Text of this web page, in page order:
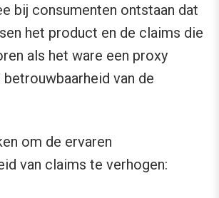
bij consumenten ontstaan dat
het product en de claims die
als het ware een proxy
van de
om de ervaren
van claims te verhogen: